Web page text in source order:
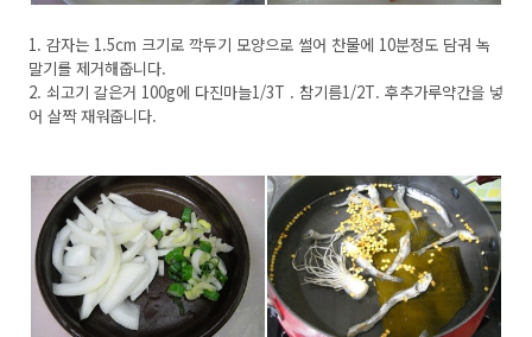
1. 감자는 1.5cm 크기로 깍두기 모양으로 썰어 찬물에 10분정도 담궈 녹
말기를 제거해줍니다.
2. 쇠고기 갈은거 100g에 다진마늘1/3T . 참기름1/2T. 후추가루약간을 넣
어 살짝 재워줍니다.